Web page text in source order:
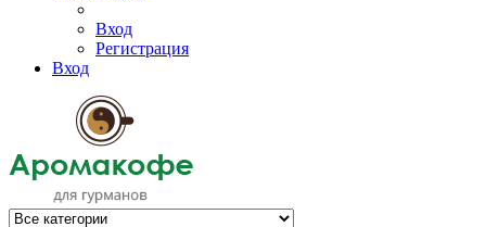
Вход
Регистрация
Вход